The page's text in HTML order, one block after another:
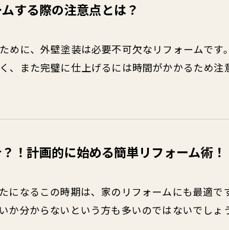
する際の注意点とは？
めに、外壁塗装は必要不可欠なリフォームです
、また完璧に仕上げるには時間がかかるため注
！計画的に始める簡単リフォーム術！
になるこの時期は、家のリフォームにも最適で
か分からないという方も多いのではないでしょ